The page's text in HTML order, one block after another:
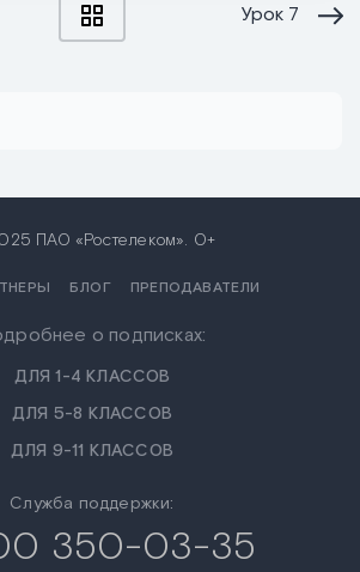
Урок 7
ПАО «Ростелеком». 0+
БЛОГ ПРЕПОДАВАТЕЛИ
о подписках:
ДЛЯ 1-4 КЛАССОВ
ДЛЯ 5-8 КЛАССОВ
ДЛЯ 9-11 КЛАССОВ
Служба поддержки:
350-03-35